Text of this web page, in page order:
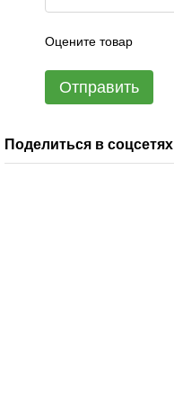
Оцените товар
Отправить
Поделиться в соцсетях